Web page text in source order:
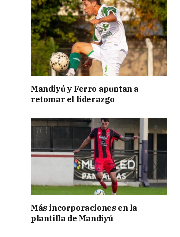
Mandiyú y Ferro apuntan a
retomar el liderazgo
Más incorporaciones en la
plantilla de Mandiyú